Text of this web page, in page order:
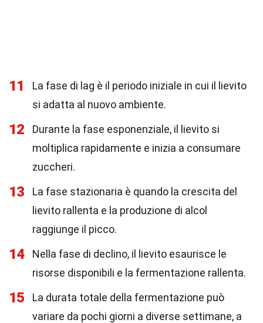
11
La fase di lag è il periodo iniziale in cui il lievito
si adatta al nuovo ambiente.
12
Durante la fase esponenziale, il lievito si
moltiplica rapidamente e inizia a consumare
zuccheri.
13
La fase stazionaria è quando la crescita del
lievito rallenta e la produzione di alcol
raggiunge il picco.
14
Nella fase di declino, il lievito esaurisce le
risorse disponibili e la fermentazione rallenta.
15
La durata totale della fermentazione può
variare da pochi giorni a diverse settimane, a